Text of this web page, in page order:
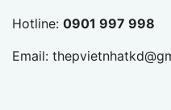
Hotline: 0901 997 998
Email: